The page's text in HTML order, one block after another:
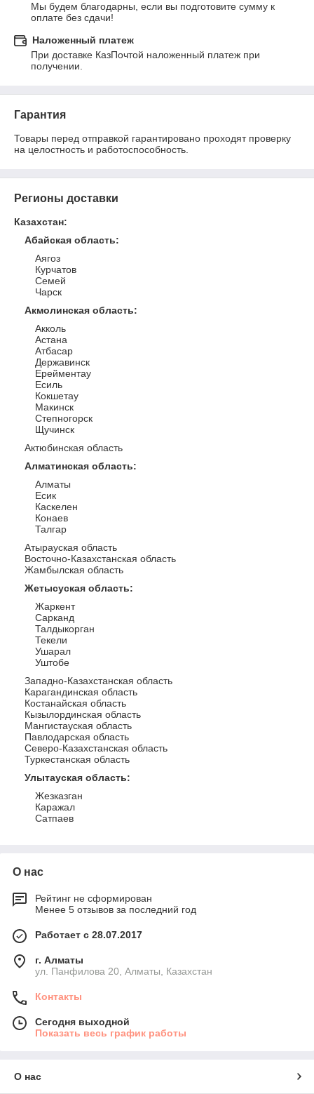
Мы будем благодарны, если вы подготовите сумму к
оплате без сдачи!
Наложенный платеж
При доставке КазПочтой наложенный платеж при
получении.
Гарантия
Товары перед отправкой гарантировано проходят проверку
на целостность и работоспособность.
Регионы доставки
Казахстан:
Абайская область:
Аягоз
Курчатов
Семей
Чарск
Акмолинская область:
Акколь
Астана
Атбасар
Державинск
Ерейментау
Есиль
Кокшетау
Макинск
Степногорск
Щучинск
Актюбинская область
Алматинская область:
Алматы
Есик
Каскелен
Конаев
Талгар
Атырауская область
Восточно-Казахстанская область
Жамбылская область
Жетысуская область:
Жаркент
Сарканд
Талдыкорган
Текели
Ушарал
Уштобе
Западно-Казахстанская область
Карагандинская область
Костанайская область
Кызылординская область
Мангистауская область
Павлодарская область
Северо-Казахстанская область
Туркестанская область
Улытауская область:
Жезказган
Каражал
Сатпаев
О нас
Рейтинг не сформирован
Менее 5 отзывов за последний год
Работает с 28.07.2017
г. Алматы
ул. Панфилова 20, Алматы, Казахстан
Контакты
Сегодня выходной
Показать весь график работы
О нас